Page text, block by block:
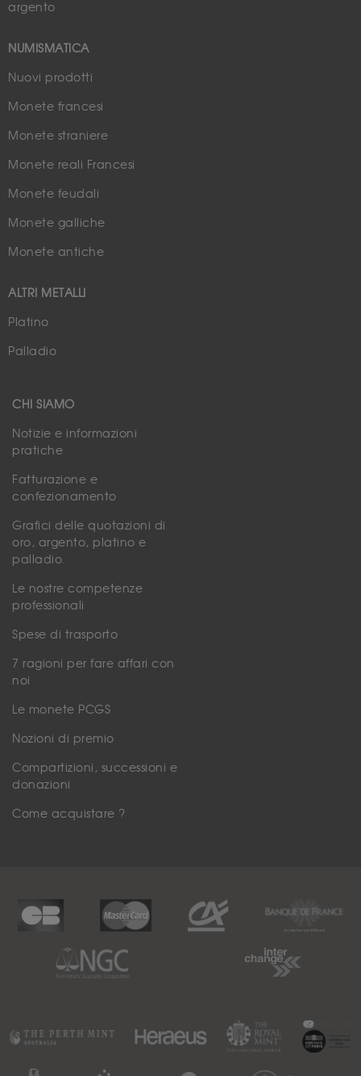
argento
NUMISMATICA
Nuovi prodotti
Monete francesi
Monete straniere
Monete reali Francesi
Monete feudali
Monete galliche
Monete antiche
ALTRI METALLI
Platino
Palladio
CHI SIAMO
Notizie e informazioni
pratiche
Fatturazione e
confezionamento
Grafici delle quotazioni di
oro, argento, platino e
palladio.
Le nostre competenze
professionali
Spese di trasporto
7 ragioni per fare affari con
noi
Le monete PCGS
Nozioni di premio
Compartizioni, successioni e
donazioni
Come acquistare ?